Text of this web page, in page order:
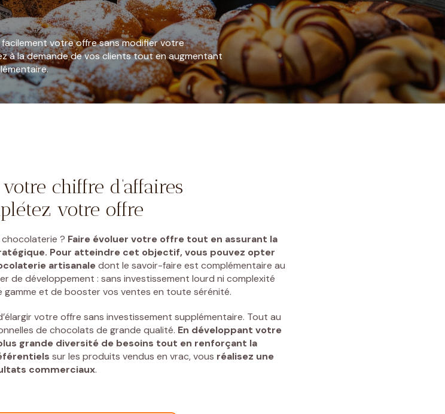
Tablettes
Snacking
gourmand
Petit déjeuner
Écrins Nacelles Nos variétés
votre offre sans modifier votre
à la demande de vos clients tout en augmentant
chiffre d’affaires
votre offre
chocolaterie ? Faire évoluer votre offre tout en assurant la
Pour atteindre cet objectif, vous pouvez opter
artisanaledont le savoir-faire est complémentaire au
de développement : sans investissement lourd ni complexité
gamme et de booster vos ventes en toute sérénité.
votre offre sans investissement supplémentaire. Tout au
de chocolats de grande qualité. En développant votre
grande diversité de besoins tout en renforçant la
sur les produits vendus en vrac, vous réalisez une
commerciaux.